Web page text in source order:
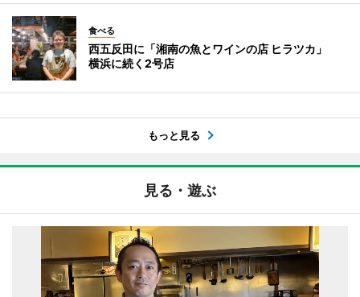
食べる
西五反田に「湘南の魚とワインの店 ヒラツカ」
横浜に続く2号店
もっと見る
見る・遊ぶ